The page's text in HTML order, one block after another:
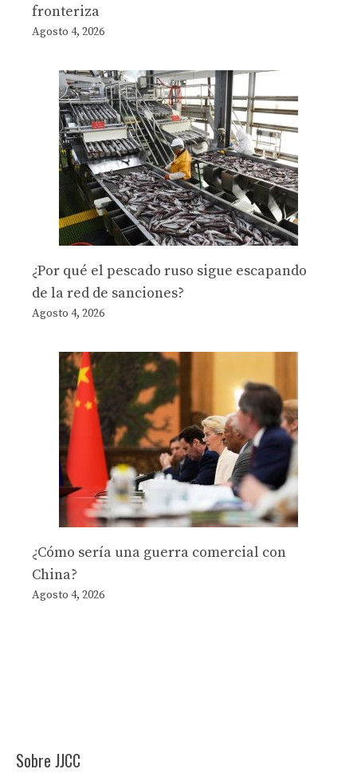
fronteriza
Agosto 4, 2026
¿Por qué el pescado ruso sigue escapando
de la red de sanciones?
Agosto 4, 2026
¿Cómo sería una guerra comercial con
China?
Agosto 4, 2026
Sobre JJCC